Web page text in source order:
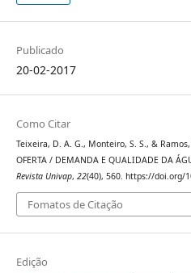
Publicado
20-02-2017
Como Citar
Teixeira, D. A. G., Monteiro, S. S., & Ramos,
OFERTA / DEMANDA E QUALIDADE DA
Revista Univap, 22(40), 560. https://doi.org/
Fomatos de Citação
Edição